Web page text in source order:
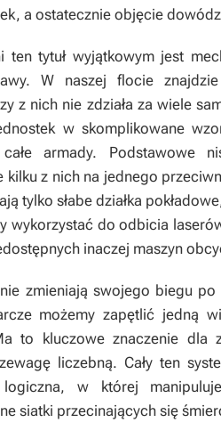
a ostatecznie objęcie
ten tytuł wyjątkowym jest
W naszej flocie
z nich nie zdziała za wiele
w skomplikowane
całe armady. Podstawowe
kilku z nich na jednego
tylko słabe działka
wykorzystać do odbicia
inaczej maszyn
zmieniają swojego biegu
możemy zapętlić jedną
to kluczowe znaczenie dla
liczebną. Cały ten
w której
siatki przecinających się